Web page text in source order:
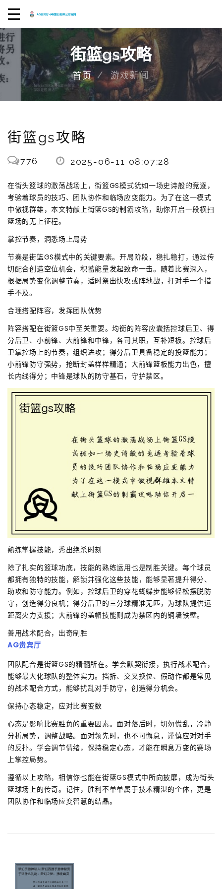
街篮gs攻略
首页 游戏新闻
街篮gs攻略
776 2025-06-11 08:07:28
在街头篮球的激荡战场上，街篮GS模式犹如一场史诗般的竞逐，
考验着球员的技巧、团队协作和临场应变能力。为了在这一模式
中傲视群雄，本文特献上街篮GS的制霸攻略，助你开启一段横扫
篮场的无上征程。
掌控节奏，洞悉场上局势
节奏是街篮GS模式中的关键要素。开局阶段，稳扎稳打，通过传
切配合创造空位机会，积蓄能量发起致命一击。随着比赛深入，
根据局势变化调整节奏，适时祭出快攻或阵地战，打对手一个措
手不及。
合理搭配阵容，发挥团队优势
阵容搭配在街篮GS中至关重要。均衡的阵容应囊括控球后卫、得
分后卫、小前锋、大前锋和中锋，各司其职，互补短板。控球后
卫掌控场上的节奏，组织进攻；得分后卫具备稳定的投篮能力；
小前锋防守强势，抢断封盖样样精通；大前锋篮板能力出色，擅
长内线得分；中锋是球队的防守基石，守护禁区。
熟练掌握技能，秀出绝杀时刻
除了扎实的篮球功底，技能的熟练运用也是制胜关键。每个球员
都拥有独特的技能，解锁并强化这些技能，能够显著提升得分、
助攻和防守能力。例如，控球后卫的穿花蝴蝶步能够轻松摆脱防
守，创造得分良机；得分后卫的三分球精准无匹，为球队提供远
距离火力支援；大前锋的盖帽技能则成为禁区内的铜墙铁壁。
善用战术配合，出奇制胜
AG贵宾厅
团队配合是街篮GS的精髓所在。学会默契衔接，执行战术配合，
能够最大化球队的整体实力。挡拆、交叉换位、假动作都是常见
的战术配合方式，能够扰乱对手防守，创造得分机会。
保持心态稳定，应对比赛变数
心态是影响比赛胜负的重要因素。面对落后时，切勿慌乱，冷静
分析局势，调整战略。面对领先时，也不可懈怠，谨慎应对对手
的反扑。学会调节情绪，保持稳定心态，才能在瞬息万变的赛场
上掌控局势。
遵循以上攻略，相信你也能在街篮GS模式中所向披靡，成为街头
篮球场上的传奇。记住，胜利不单单属于技术精湛的个体，更是
团队协作和临场应变智慧的结晶。